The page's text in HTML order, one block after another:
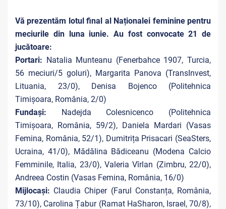
Vă prezentăm lotul final al Naționalei feminine pentru
meciurile din luna iunie. Au fost convocate 21 de
jucătoare:
Portari: Natalia Munteanu (Fenerbahce 1907, Turcia,
56 meciuri/5 goluri), Margarita Panova (TransInvest,
Lituania, 23/0), Denisa Bojenco (Politehnica
Timișoara, România, 2/0)
Fundași: Nadejda Colesnicenco (Politehnica
Timișoara, România, 59/2), Daniela Mardari (Vasas
Femina, România, 52/1), Dumitrița Prisacari (SeaSters,
Ucraina, 41/0), Mădălina Bădiceanu (Modena Calcio
Femminile, Italia, 23/0), Valeria Vîrlan (Zimbru, 22/0),
Andreea Costin (Vasas Femina, România, 16/0)
Mijlocași: Claudia Chiper (Farul Constanța, România,
73/10), Carolina Țabur (Ramat HaSharon, Israel, 70/8),